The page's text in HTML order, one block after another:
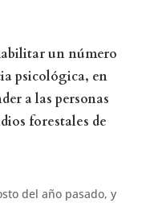
un número
psicológica, en
a las personas
forestales de
del año pasado, y